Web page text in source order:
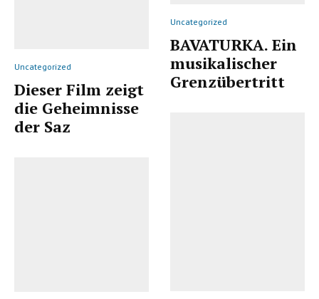
Uncategorized
Dieser Film zeigt
die Geheimnisse
der Saz
Uncategorized
BAVATURKA. Ein
musikalischer
Grenzübertritt